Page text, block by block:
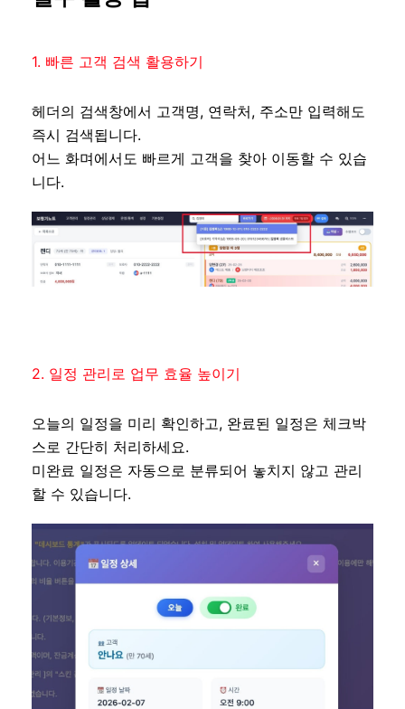
1. 빠른 고객 검색 활용하기
헤더의 검색창에서 고객명, 연락처, 주소만 입력해도
즉시 검색됩니다.
어느 화며에서도 빠르게 고객을 찾아 이동할 수 있습
니다.
2. 일정 관리로 업무 효율 높이기
오늘의 일정을 미리 확인하고, 완료된 일정은 체크박
스로 간단히 처리하세요.
미완료 일정은 자동으로 분류되어 놓치지 않고 관리
할 수 있습니다.